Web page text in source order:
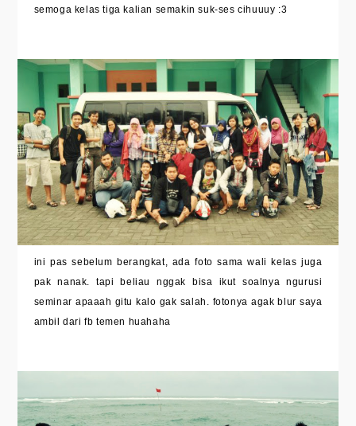
semoga kelas tiga kalian semakin suk-ses cihuuuy :3
ini pas sebelum berangkat, ada foto sama wali kelas juga
pak nanak. tapi beliau nggak bisa ikut soalnya ngurusi
seminar apaaah gitu kalo gak salah. fotonya agak blur saya
ambil dari fb temen huahaha